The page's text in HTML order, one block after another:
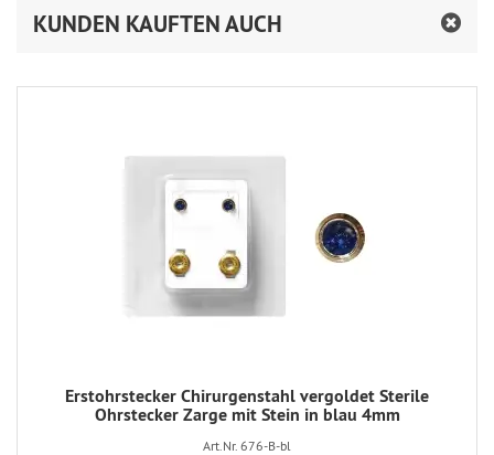
KUNDEN KAUFTEN AUCH
Erstohrstecker Chirurgenstahl vergoldet Sterile
Ohrstecker Zarge mit Stein in blau 4mm
Art.Nr. 676-B-bl